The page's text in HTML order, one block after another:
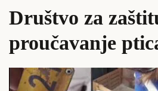
Društvo za
proučavanje